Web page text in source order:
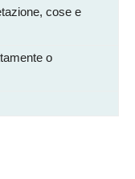
cose e
o